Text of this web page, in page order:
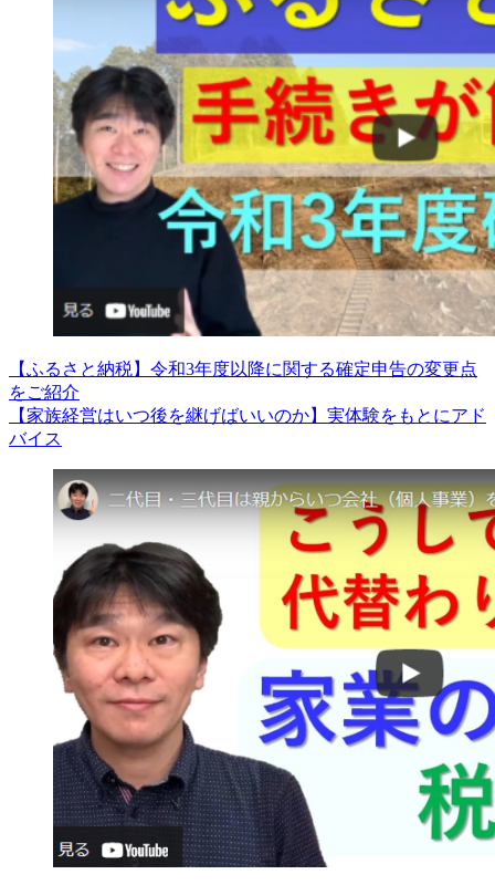
【ふるさと納税】令和3年度以降に関する確定申告の変更点
をご紹介
【家族経営はいつ後を継げばいいのか】実体験をもとにアド
バイス